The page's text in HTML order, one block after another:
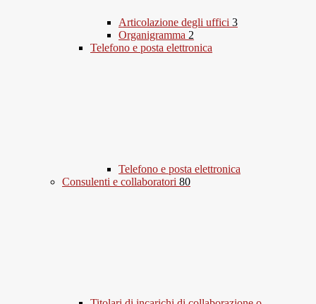
Articolazione degli uffici 3
Organigramma 2
Telefono e posta elettronica
Telefono e posta elettronica
Consulenti e collaboratori 80